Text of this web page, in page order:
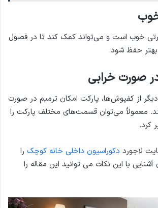
خوب است و می‌تواند کمک کند تا در فصول
حفظ شود.
صورت خرابی
از کفپوش‌ها، پارکت امکان ترمیم در صورت
معمولاً می‌توان قسمت‌های مختلف پارکت را
کرد.
لاجورد دکوراسیون داخلی خانه کوچک را
آشنایی با این نکات می توانید این مقاله را